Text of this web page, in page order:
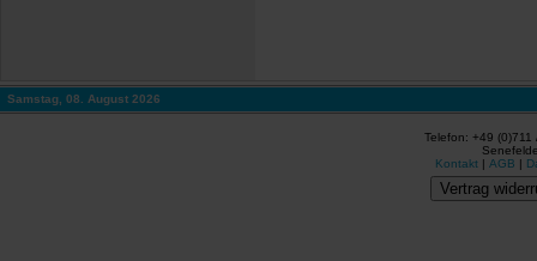
Samstag, 08. August 2026
Telefon: +49
Kontakt | AGB |
Vertrag